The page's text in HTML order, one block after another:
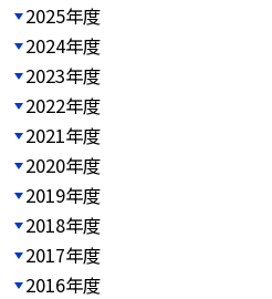
2025年度
2024年度
2023年度
2022年度
2021年度
2020年度
2019年度
2018年度
2017年度
2016年度